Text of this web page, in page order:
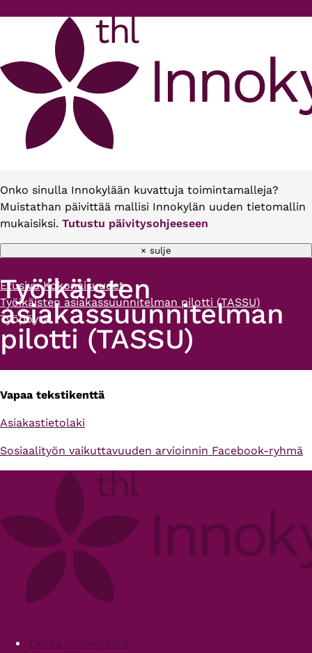
Onko sinulla Innokylään kuvattuja toimintamalleja?
Muistathan päivittää mallisi Innokylän uuden tietomallin
mukaisiksi. Tutustu päivitysohjeeseen
× sulje
Murupolku
Etusivu Kokonaisuudet
Työikäisten asiakassuunnitelman pilotti (TASSU)
Työpöytä
Työikäisten
asiakassuunnitelman
pilotti (TASSU)
Primary
tabs
Vapaa tekstikenttä
Asiakastietolaki
Sosiaalityön vaikuttavuuden arvioinnin Facebook-ryhmä
FooterTietoa Innokylästä